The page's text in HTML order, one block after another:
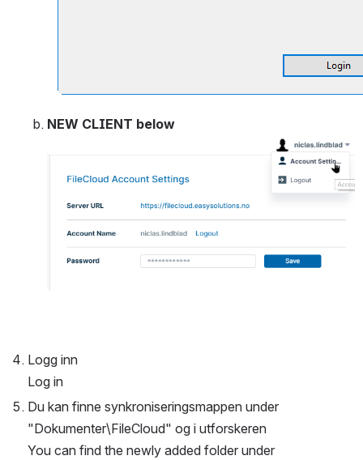
NEW CLIENT below
Logg inn
Log in
Du kan finne synkroniseringsmappen under
"Dokumenter\FileCloud" og i utforskeren
You can find the newly added folder under